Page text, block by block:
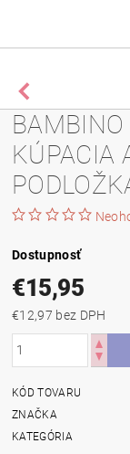
KÚPACIA
Dostupnosť
€15,95
€12,97 bez DPH
KÓD TOVARU
ZNAČKA
KATEGÓRIA